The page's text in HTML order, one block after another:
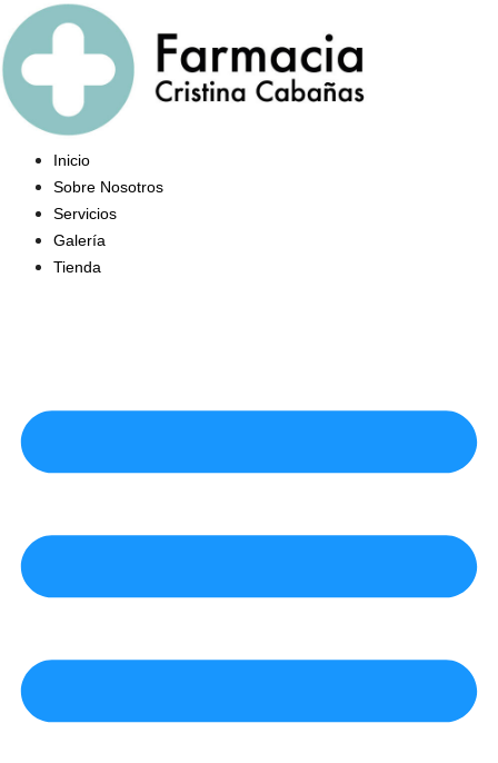
Saltar
al
contenido
Inicio
Sobre Nosotros
Servicios
Galería
Tienda